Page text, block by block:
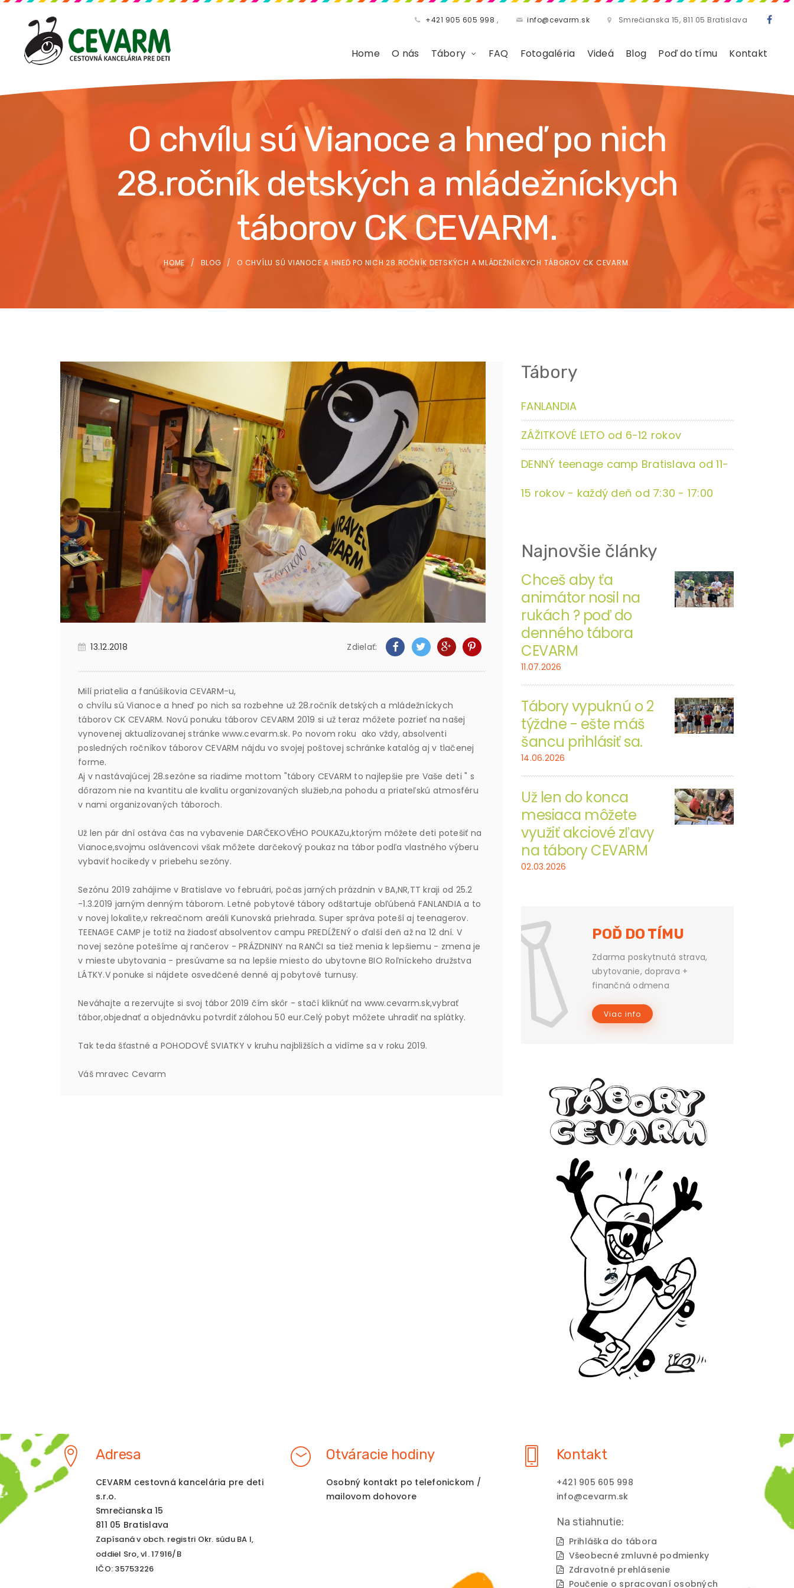
+421 905 605 998 , info@cevarm.sk Smrečianska 15, 811 05 Bratislava
Home O nás Tábory FAQ Fotogaléria Videá Blog Poď do tímu Kontakt
O chvílu sú Vianoce a hneď po nich
28.ročník detských a mládežníckych
táborov CK CEVARM.
HOME BLOG O CHVÍLU SÚ VIANOCE A HNEĎ PO NICH 28.ROČNÍK DETSKÝCH A MLÁDEŽNÍCKYCH TÁBOROV CK CEVARM.
13.12.2018 Zdielať:
Milí priatelia a fanúšikovia CEVARM-u,
o chvílu sú Vianoce a hneď po nich sa rozbehne už 28.ročník detských a mládežníckych
táborov CK CEVARM. Novú ponuku táborov CEVARM 2019 si už teraz môžete pozrieť na našej
vynovenej aktualizovanej stránke www.cevarm.sk. Po novom roku ako vždy, absolventi
posledných ročníkov táborov CEVARM nájdu vo svojej poštovej schránke katalóg aj v tlačenej
forme.
Aj v nastávajúcej 28.sezóne sa riadime mottom "tábory CEVARM to najlepšie pre Vaše deti " s
dôrazom nie na kvantitu ale kvalitu organizovaných služieb,na pohodu a priateľskú atmosféru
v nami organizovaných táboroch.
Už len pár dní ostáva čas na vybavenie DARČEKOVÉHO POUKAZu,ktorým môžete deti potešiť na
Vianoce,svojmu oslávencovi však môžete darčekový poukaz na tábor podľa vlastného výberu
vybaviť hocikedy v priebehu sezóny.
Sezónu 2019 zahájime v Bratislave vo februári, počas jarných prázdnin v BA,NR,TT kraji od 25.2
-1.3.2019 jarným denným táborom. Letné pobytové tábory odštartuje obľúbená FANLANDIA a to
v novej lokalite,v rekreačnom areáli Kunovská priehrada. Super správa poteší aj teenagerov.
TEENAGE CAMP je totiž na žiadosť absolventov campu PREDĹŽENÝ o ďalší deň až na 12 dní. V
novej sezóne potešíme aj rančerov - PRÁZDNINY na RANČI sa tiež menia k lepšiemu - zmena je
v mieste ubytovania - presúvame sa na lepšie miesto do ubytovne BIO Roľníckeho družstva
LÁTKY.V ponuke si nájdete osvedčené denné aj pobytové turnusy.
Neváhajte a rezervujte si svoj tábor 2019 čím skôr - stačí kliknúť na www.cevarm.sk,vybrať
tábor,objednať a objednávku potvrdiť zálohou 50 eur.Celý pobyt môžete uhradiť na splátky.
Tak teda šťastné a POHODOVÉ SVIATKY v kruhu najbližších a vidíme sa v roku 2019.
Váš mravec Cevarm
Tábory
FANLANDIA
ZÁŽITKOVÉ LETO od 6-12 rokov
DENNÝ teenage camp Bratislava od 11-
15 rokov - každý deň od 7:30 - 17:00
Najnovšie články
Chceš aby ťa
animátor nosil na
rukách ? poď do
denného tábora
CEVARM
11.07.2026
Tábory vypuknú o 2
týždne - ešte máš
šancu prihlásiť sa.
14.06.2026
Už len do konca
mesiaca môžete
využiť akciové zľavy
na tábory CEVARM
02.03.2026
POĎ DO TÍMU
Zdarma poskytnutá strava,
ubytovanie, doprava +
finančná odmena
Viac info
Adresa
CEVARM cestovná kancelária pre deti
s.r.o.
Smrečianska 15
811 05 Bratislava
Zapísaná v obch. registri Okr. súdu BA I,
oddiel Sro, vl. 17916/B
IČO: 35753226
Otváracie hodiny
Osobný kontakt po telefonickom /
mailovom dohovore
Kontakt
+421 905 605 998
info@cevarm.sk
Na stiahnutie:
Prihláška do tábora
Všeobecné zmluvné podmienky
Zdravotné prehlásenie
Poučenie o spracovaní osobných